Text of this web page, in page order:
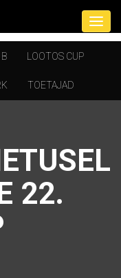
LOOTOS CUP
TOETAJAD
22.